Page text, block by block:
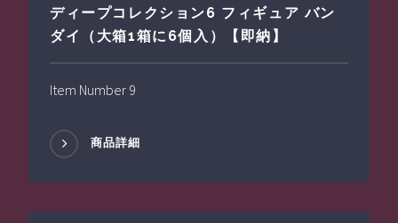
ディープコレクション6 フィギュア バン
ダイ（大箱1箱に6個入）【即納】
Item Number 9
商品詳細